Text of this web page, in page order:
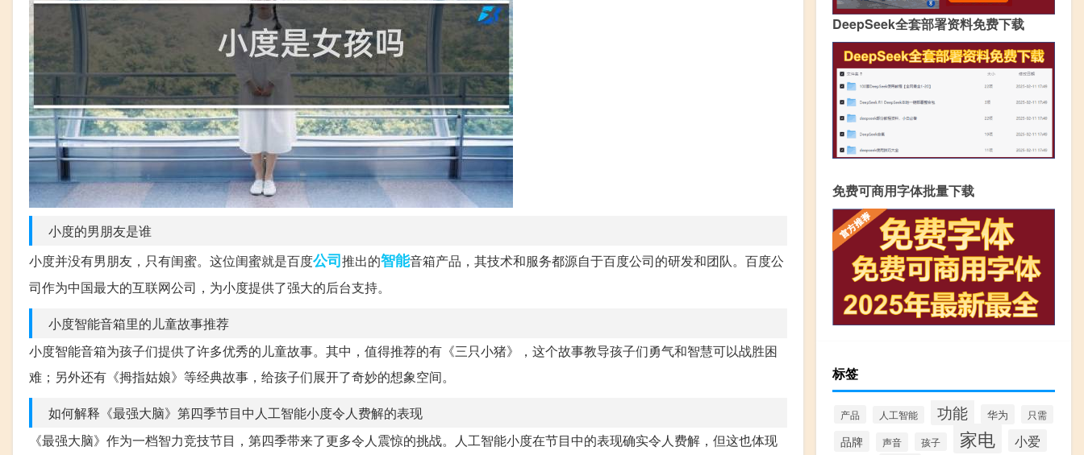
小度的男朋友是谁
小度并没有男朋友，只有闺蜜。这位闺蜜就是百度公司推出的智能音箱产品，其技术和服务都源自于百度公司的研发和团队。百度公
司作为中国最大的互联网公司，为小度提供了强大的后台支持。
小度智能音箱里的儿童故事推荐
小度智能音箱为孩子们提供了许多优秀的儿童故事。其中，值得推荐的有《三只小猪》，这个故事教导孩子们勇气和智慧可以战胜困
难；另外还有《拇指姑娘》等经典故事，给孩子们展开了奇妙的想象空间。
如何解释《最强大脑》第四季节目中人工智能小度令人费解的表现
《最强大脑》作为一档智力竞技节目，第四季带来了更多令人震惊的挑战。人工智能小度在节目中的表现确实令人费解，但这也体现
DeepSeek全套部署资料免费下载
免费可商用字体批量下载
标签
产品 人工智能 功能 华为 只需
品牌 声音 孩子 家电
小爱